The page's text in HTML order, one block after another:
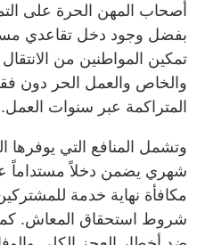
أصحاب المهن الحرة على
بفضل وجود دخل تقاعدي
تمكين المواطنين من
والخاص والعمل الحر دون
المتراكمة عبر سنوات العمل.
وتشمل المنافع التي
شهري يضمن دخلاً مستداماً
مكافأة نهاية خدمة
شروط استحقاق المعاش. كما